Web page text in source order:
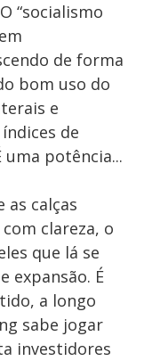
“socialismo
de forma
bom uso do
e
de
potência...
as calças
clareza, o
que lá se
expansão. É
a longo
sabe jogar
investidores